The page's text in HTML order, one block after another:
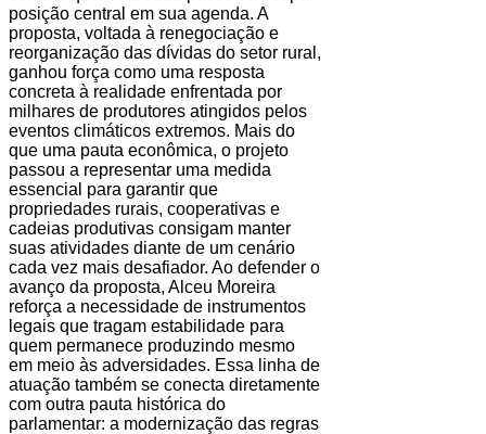
posição central em sua agenda. A
proposta, voltada à renegociação e
reorganização das dívidas do setor rural,
ganhou força como uma resposta
concreta à realidade enfrentada por
milhares de produtores atingidos pelos
eventos climáticos extremos. Mais do
que uma pauta econômica, o projeto
passou a representar uma medida
essencial para garantir que
propriedades rurais, cooperativas e
cadeias produtivas consigam manter
suas atividades diante de um cenário
cada vez mais desafiador. Ao defender o
avanço da proposta, Alceu Moreira
reforça a necessidade de instrumentos
legais que tragam estabilidade para
quem permanece produzindo mesmo
em meio às adversidades. Essa linha de
atuação também se conecta diretamente
com outra pauta histórica do
parlamentar: a modernização das regras